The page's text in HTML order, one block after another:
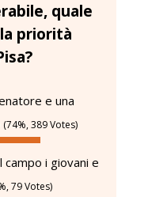
quale
priorità
e una
(74%, 389 Votes)
i giovani e
79 Votes)